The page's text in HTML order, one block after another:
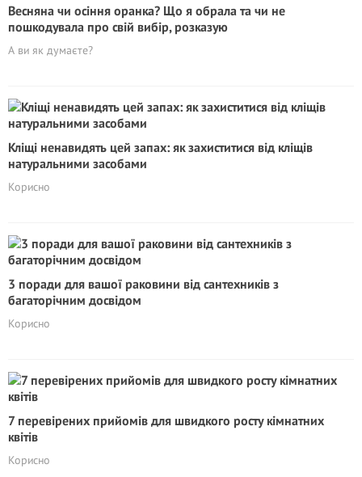
Весняна чи осіння оранка? Що я обрала та чи не
пошкодувала про свій вибір, розказую
А ви як думаєте?
Кліщі ненавидять цей запах: як захиститися від кліщів
натуральними засобами
Корисно
3 поради для вашої раковини від сантехників з
багаторічним досвідом
Корисно
7 перевірених прийомів для швидкого росту кімнатних
квітів
Корисно